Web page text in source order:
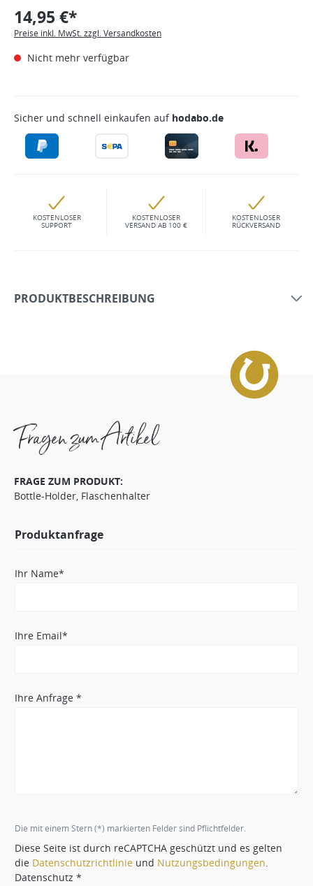
14,95 €*
Preise inkl. MwSt. zzgl. Versandkosten
Nicht mehr verfügbar
Sicher und schnell einkaufen auf hodabo.de
KOSTENLOSER
SUPPORT
KOSTENLOSER
VERSAND AB 100 €
KOSTENLOSER
RÜCKVERSAND
PRODUKTBESCHREIBUNG
Fragen zum Artikel
FRAGE ZUM PRODUKT:
Bottle-Holder, Flaschenhalter
Produktanfrage
Ihr Name*
Ihre Email*
Ihre Anfrage *
Die mit einem Stern (*) markierten Felder sind Pflichtfelder.
Diese Seite ist durch reCAPTCHA geschützt und es gelten
die Datenschutzrichtlinie und Nutzungsbedingungen
Datenschutz *